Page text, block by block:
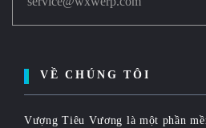
VỀ CHÚNG TÔI
Vượng Tiêu Vương là một phần